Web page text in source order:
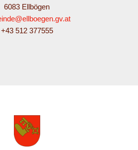
6083 Ellbögen
+43 512 377555